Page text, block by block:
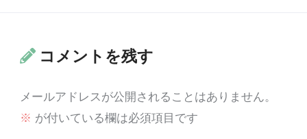
コメントを残す
メールアドレスが公開されることはありません。
※ が付いている欄は必須項目です